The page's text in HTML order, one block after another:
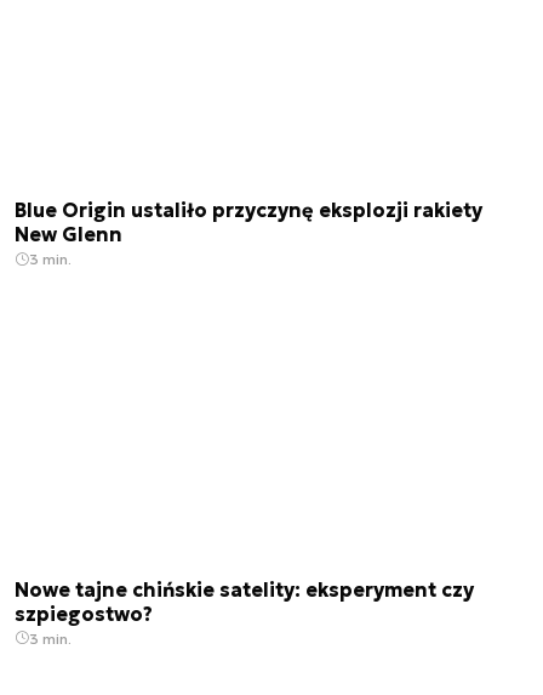
Blue Origin ustaliło przyczynę eksplozji rakiety
New Glenn
3 min.
Nowe tajne chińskie satelity: eksperyment czy
szpiegostwo?
3 min.